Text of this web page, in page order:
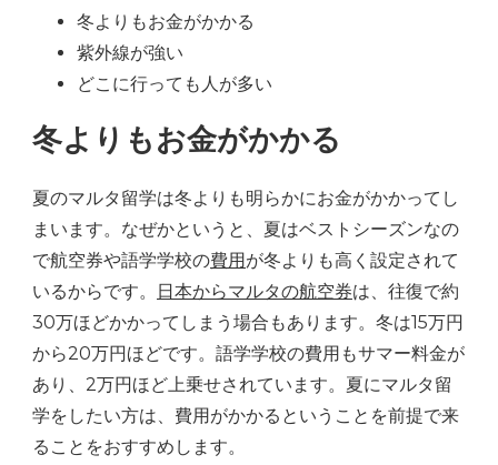
冬よりもお金がかかる
紫外線が強い
どこに行っても人が多い
冬よりもお金がかかる
夏のマルタ留学は冬よりも明らかにお金がかかってし
まいます。なぜかというと、夏はベストシーズンなの
で航空券や語学学校の費用が冬よりも高く設定されて
いるからです。
日本からマルタの航空券は、往復で約
30万ほどかかってしまう場合もあります。冬は15万円
から20万円ほどです。語学学校の費用もサマー料金が
あり、2万円ほど上乗せされています。夏にマルタ留
学をしたい方は、費用がかかるということを前提で来
ることをおすすめします。